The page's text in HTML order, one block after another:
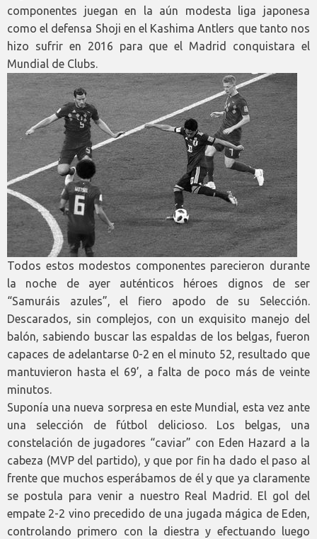
componentes juegan en la aún modesta liga japonesa
como el defensa Shoji en el Kashima Antlers que tanto nos
hizo sufrir en 2016 para que el Madrid conquistara el
Mundial de Clubs.
Todos estos modestos componentes parecieron durante
la noche de ayer auténticos héroes dignos de ser
“Samuráis azules”, el fiero apodo de su Selección.
Descarados, sin complejos, con un exquisito manejo del
balón, sabiendo buscar las espaldas de los belgas, fueron
capaces de adelantarse 0-2 en el minuto 52, resultado que
mantuvieron hasta el 69’, a falta de poco más de veinte
minutos.
Suponía una nueva sorpresa en este Mundial, esta vez ante
una selección de fútbol delicioso. Los belgas, una
constelación de jugadores “caviar” con Eden Hazard a la
cabeza (MVP del partido), y que por fin ha dado el paso al
frente que muchos esperábamos de él y que ya claramente
se postula para venir a nuestro Real Madrid. El gol del
empate 2-2 vino precedido de una jugada mágica de Eden,
controlando primero con la diestra y efectuando luego